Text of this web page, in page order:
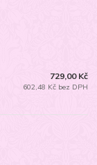
729,00 Kč
602,48 Kč bez DPH